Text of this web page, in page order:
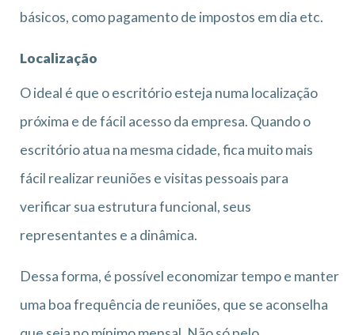
básicos, como pagamento de impostos em dia etc.
Localização
O ideal é que o escritório esteja numa localização
próxima e de fácil acesso da empresa. Quando o
escritório atua na mesma cidade, fica muito mais
fácil realizar reuniões e visitas pessoais para
verificar sua estrutura funcional, seus
representantes e a dinâmica.
Dessa forma, é possível economizar tempo e manter
uma boa frequência de reuniões, que se aconselha